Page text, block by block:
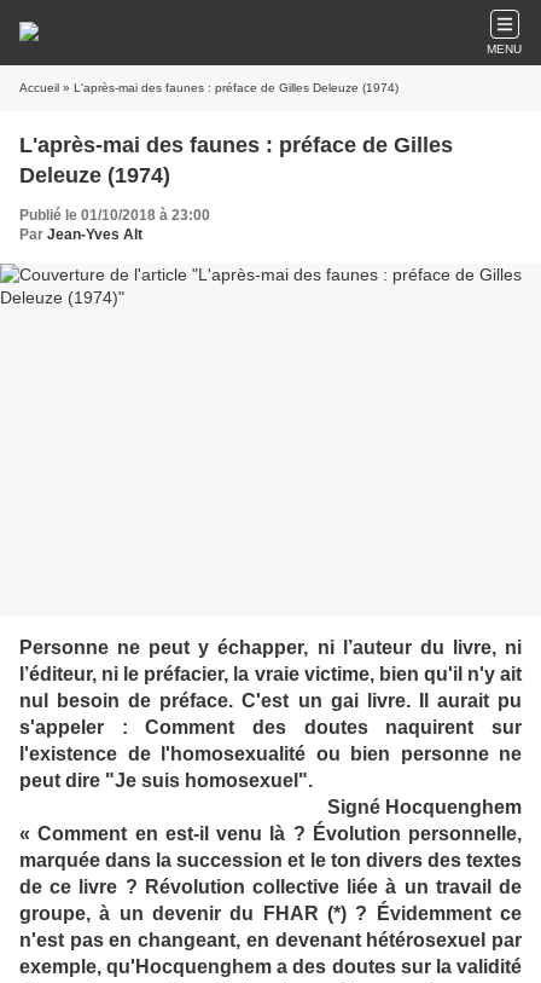
MENU
Accueil » L'après-mai des faunes : préface de Gilles Deleuze (1974)
L'après-mai des faunes : préface de Gilles
Deleuze (1974)
Publié le 01/10/2018 à 23:00
Par Jean-Yves Alt
Personne ne peut y échapper, ni l’auteur du livre, ni
l’éditeur, ni le préfacier, la vraie victime, bien qu'il n'y ait
nul besoin de préface. C'est un gai livre. Il aurait pu
s'appeler : Comment des doutes naquirent sur
l'existence de l'homosexualité ou bien personne ne
peut dire "Je suis homosexuel".
Signé Hocquenghem
«Comment en est-il venu là ? Évolution personnelle,
marquée dans la succession et le ton divers des textes
de ce livre ? Révolution collective liée à un travail de
groupe, à un devenir du FHAR (*) ? Évidemment ce
n'est pas en changeant, en devenant hétérosexuel par
exemple, qu'Hocquenghem a des doutes sur la validité